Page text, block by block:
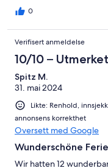
0
Verifisert anmeldelse
10/10 – Utmerket
Spitz M.
31. mai 2024
Likte: Renhold,
annonsens korrekthet
Oversett med Google
Wunderschöne
Wir hatten 12